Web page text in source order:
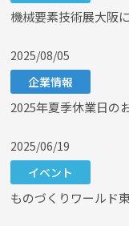
機械要素技術展大阪
2025/08/05
企業情報
2025年夏季休業日の
2025/06/19
イベント
ものづくりワールド